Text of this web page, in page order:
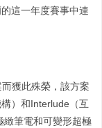
這一年度賽事中連
獲此殊榮，該方案
）和Interlude（互
緻筆電和可變形超極